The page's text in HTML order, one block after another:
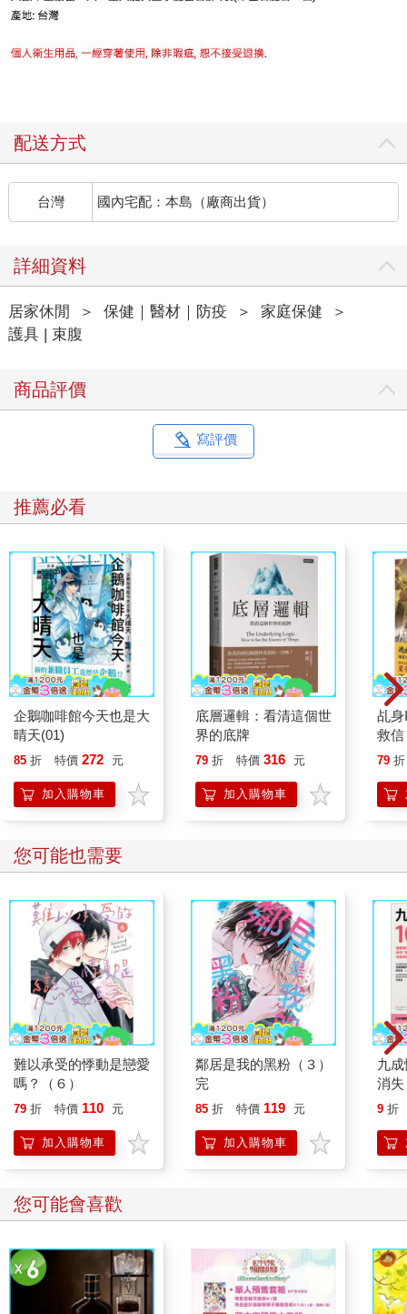
配送方式
台灣 國內宅配：本島（廠商出貨）
詳細資料
居家休閒 ＞ 保健｜醫材｜防疫 ＞ 家庭保健
＞
護具 | 束腹
商品評價
寫評價
推薦必看
企鵝咖啡館今天也是大
晴天(01)
85 折 特價 272 元
加入購物車
底層邏輯：看清這個世
界的底牌
79 折 特價 316 元
加入購物車
乩身
救信
79 折
您可能也需要
難以承受的悸動是戀愛
嗎？（６）
79 折 特價 110 元
加入購物車
鄰居是我的黑粉（３）
完
85 折 特價 119 元
加入購物車
九
消
療
源
痛感
9 折
您可能會喜歡